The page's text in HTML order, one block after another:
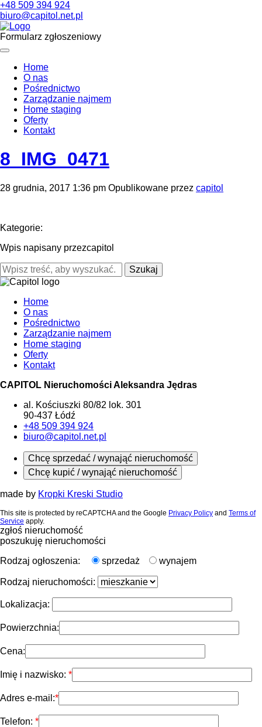
+48 509 394 924
biuro@capitol.net.pl
Formularz zgłoszeniowy
Home
O nas
Pośrednictwo
Zarządzanie najmem
Home staging
Oferty
Kontakt
8_IMG_0471
28 grudnia, 2017 1:36 pm Opublikowane przez capitol
Kategorie:
Wpis napisany przezcapitol
Szukaj
Home
O nas
Pośrednictwo
Zarządzanie najmem
Home staging
Oferty
Kontakt
CAPITOL Nieruchomości Aleksandra Jędras
al. Kościuszki 80/82 lok. 301
90-437 Łódź
+48 509 394 924
biuro@capitol.net.pl
Chcę sprzedać / wynająć nieruchomość
Chcę kupić / wynająć nieruchomość
made by Kropki Kreski Studio
This site is protected by reCAPTCHA and the Google Privacy Policy and Terms of
Service apply.
zgłoś nieruchomość
poszukuję nieruchomości
Rodzaj ogłoszenia:
sprzedaż wynajem
Rodzaj nieruchomości:
Lokalizacja:
Powierzchnia:
Cena:
Imię i nazwisko:
Adres e-mail:
Telefon: